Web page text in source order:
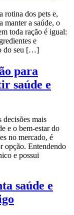
rotina dos pets e,
manter a saúde, o
toda ração é igual:
e
do seu […]
para
saúde e
decisões mais
e o bem-estar do
no mercado, é
opção. Entendendo
e possui
saúde e